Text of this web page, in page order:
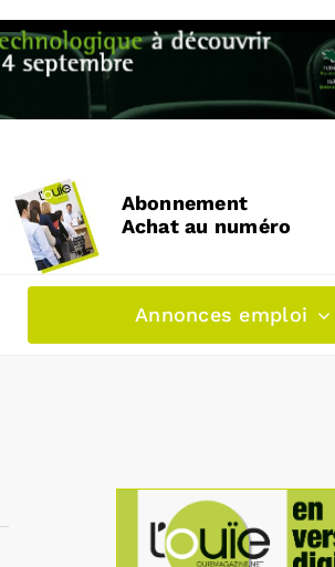
Abonnement
Achat au numéro
Annonces emploi